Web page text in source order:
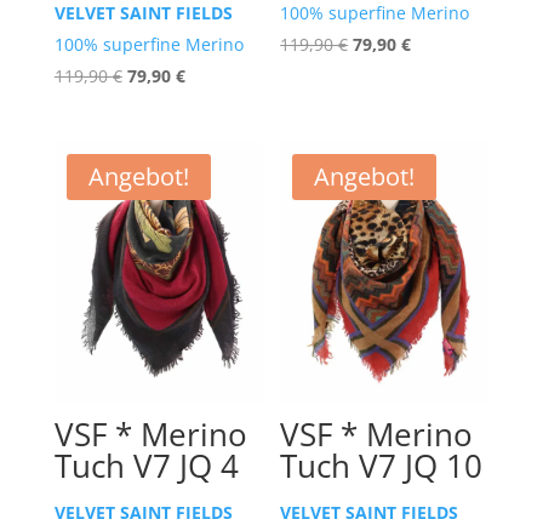
VELVET SAINT FIELDS
100% superfine Merino
119,90€ Ursprünglicher
119,90 €
79,90 €Aktueller
79,90 €.
100% superfine Merino
119,90€ Ursprünglicher
79,90€Aktueller
Angebot!
VSF * Merino
Tuch V7 JQ 4
VELVET SAINT FIELDS
Angebot!
VSF * Merino
Tuch V7 JQ 10
VELVET SAINT FIELDS